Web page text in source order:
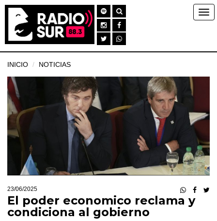
INICIO NOTICIAS
23/06/2025
El poder economico reclama y
condiciona al gobierno